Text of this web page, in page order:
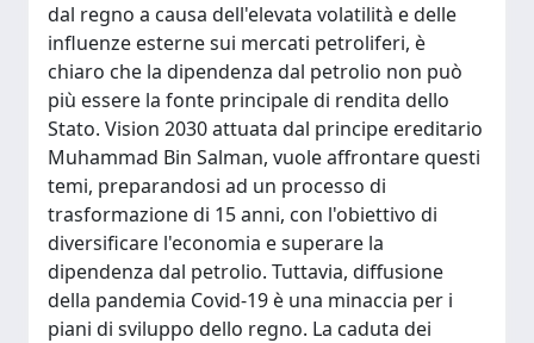
dal regno a causa dell'elevata volatilità e delle
influenze esterne sui mercati petroliferi, è
chiaro che la dipendenza dal petrolio non può
più essere la fonte principale di rendita dello
Stato. Vision 2030 attuata dal principe ereditario
Muhammad Bin Salman, vuole affrontare questi
temi, preparandosi ad un processo di
trasformazione di 15 anni, con l'obiettivo di
diversificare l'economia e superare la
dipendenza dal petrolio. Tuttavia, diffusione
della pandemia Covid-19 è una minaccia per i
piani di sviluppo dello regno. La caduta dei